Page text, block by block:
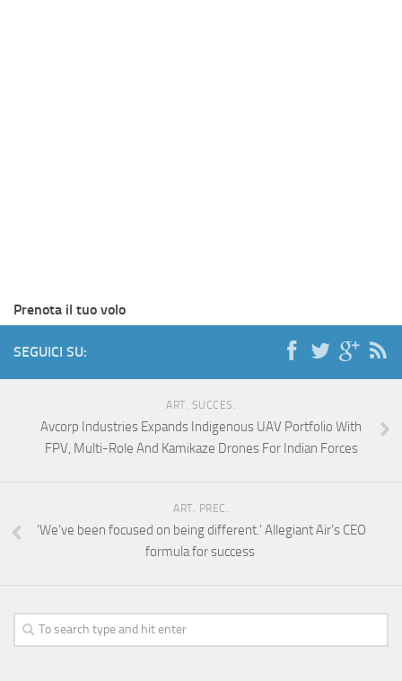
Prenota il tuo volo
SEGUICI SU:
ART. SUCCES.
Avcorp Industries Expands Indigenous UAV Portfolio With
FPV, Multi-Role And Kamikaze Drones For Indian Forces
ART. PREC.
‘We’ve been focused on being different.’ Allegiant Air’s CEO
formula for success